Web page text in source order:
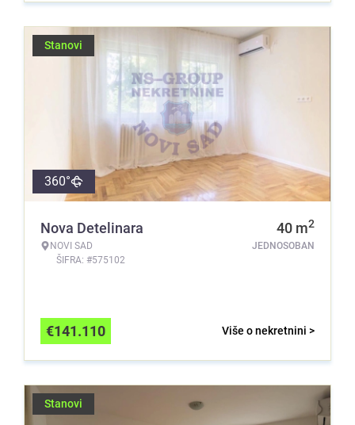
Stanovi
360°
Nova Detelinara
NOVI SAD
ŠIFRA: #575102
40 m2
JEDNOSOBAN
Više o nekretnini >
€141.110
Stanovi